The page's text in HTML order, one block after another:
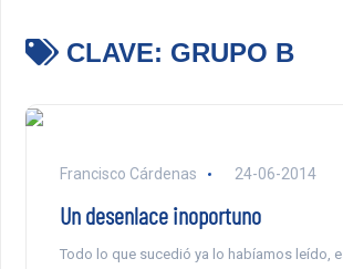
CLAVE: GRUPO B
Francisco Cárdenas 24-06-2014
Un desenlace inoportuno
Todo lo que sucedió ya lo habíamos leído,